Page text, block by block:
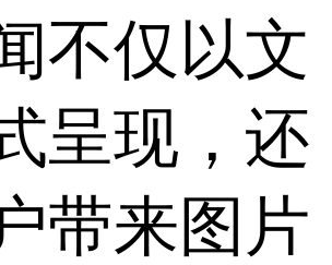
不仅以文
呈现，还
带来图片